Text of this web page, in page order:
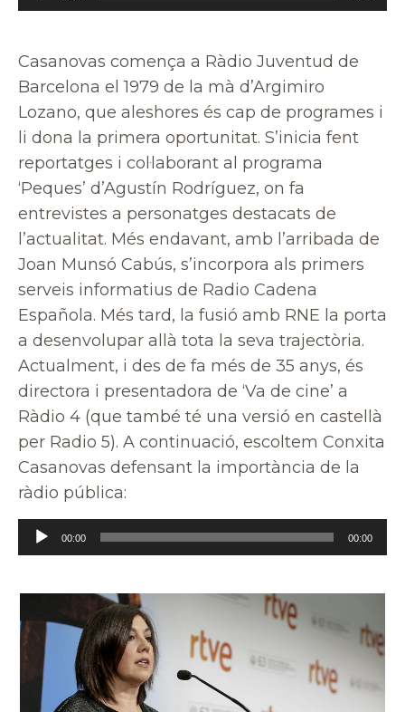
d'àudio
Casanovas comença a Ràdio Juventud de
Barcelona el 1979 de la mà d’Argimiro
Lozano, que aleshores és cap de programes i
li dona la primera oportunitat. S’inicia fent
reportatges i col·laborant al programa
‘Peques’ d’Agustín Rodríguez, on fa
entrevistes a personatges destacats de
l’actualitat. Més endavant, amb l’arribada de
Joan Munsó Cabús, s’incorpora als primers
serveis informatius de Radio Cadena
Española. Més tard, la fusió amb RNE la porta
a desenvolupar allà tota la seva trajectòria.
Actualment, i des de fa més de 35 anys, és
directora i presentadora de ‘Va de cine’ a
Ràdio 4 (que també té una versió en castellà
per Radio 5). A continuació, escoltem Conxita
Casanovas defensant la importància de la
ràdio pública:
Reproductor
d'àudio
00:00 00:00